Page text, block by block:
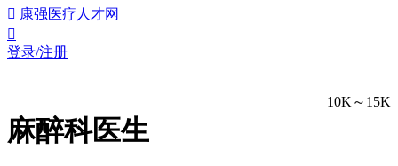
 康强医疗人才网

登录/注册
麻醉科医生
10K～15K